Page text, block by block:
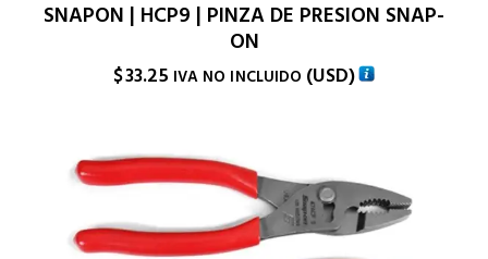
SNAPON | HCP9 | PINZA DE PRESION SNAP-
ON
$33.25 IVA NO INCLUIDO (USD)